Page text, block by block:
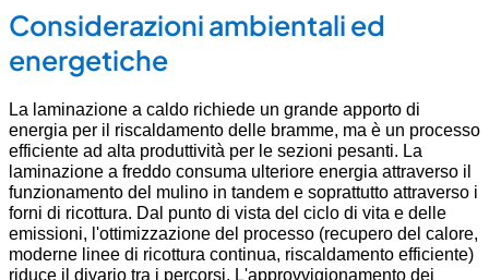
Considerazioni ambientali ed
energetiche
La laminazione a caldo richiede un grande apporto di
energia per il riscaldamento delle bramme, ma è un processo
efficiente ad alta produttività per le sezioni pesanti. La
laminazione a freddo consuma ulteriore energia attraverso il
funzionamento del mulino in tandem e soprattutto attraverso i
forni di ricottura. Dal punto di vista del ciclo di vita e delle
emissioni, l'ottimizzazione del processo (recupero del calore,
moderne linee di ricottura continua, riscaldamento efficiente)
riduce il divario tra i percorsi. L'approvvigionamento dei